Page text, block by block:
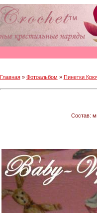
Главная» Фотоальбом » Пинетки
Состав: